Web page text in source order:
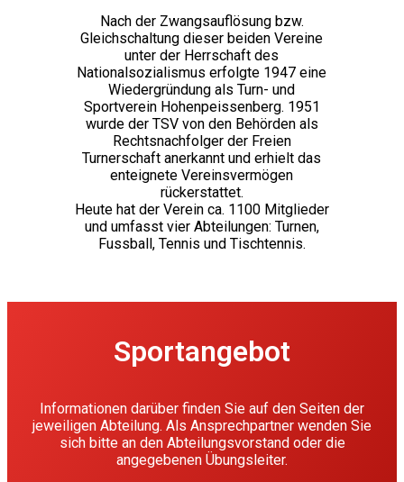
Nach der Zwangsauflösung bzw.
Gleichschaltung dieser beiden Vereine
unter der Herrschaft des
Nationalsozialismus erfolgte 1947 eine
Wiedergründung als Turn- und
Sportverein Hohenpeissenberg. 1951
wurde der TSV von den Behörden als
Rechtsnachfolger der Freien
Turnerschaft anerkannt und erhielt das
enteignete Vereinsvermögen
rückerstattet.
Heute hat der Verein ca. 1100 Mitglieder
und umfasst vier Abteilungen: Turnen,
Fussball, Tennis und Tischtennis.
Sportangebot
Informationen darüber finden Sie auf den Seiten der
jeweiligen Abteilung. Als Ansprechpartner wenden Sie
sich bitte an den Abteilungsvorstand oder die
angegebenen Übungsleiter.